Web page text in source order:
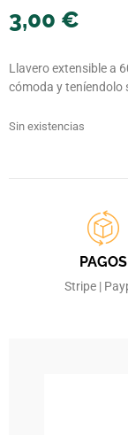
3,00 €
Llavero extensible a
cómoda y teníendolo
Sin existencias
PAGOS
Stripe |